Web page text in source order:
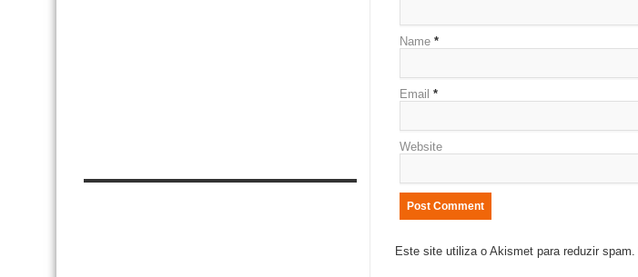
Name *
Email *
Website
Este site utiliza o Akismet para reduzir spam.